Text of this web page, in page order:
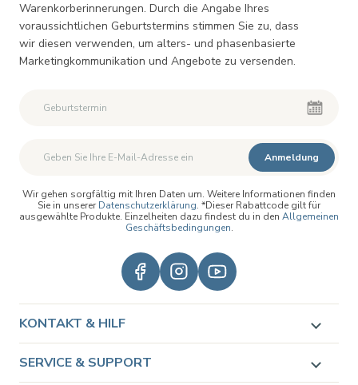
Warenkorberinnerungen. Durch die Angabe Ihres
voraussichtlichen Geburtstermins stimmen Sie zu, dass
wir diesen verwenden, um alters- und phasenbasierte
Marketingkommunikation und Angebote zu versenden.
Zweiter Vorname
Anmeldung
Wir gehen sorgfältig mit Ihren Daten um. Weitere Informationen finden
Sie in unserer Datenschutzerklärung. *Dieser Rabattcode gilt für
ausgewählte Produkte. Einzelheiten dazu findest du in den Allgemeinen
Geschäftsbedingungen.
KONTAKT & HILF
SERVICE & SUPPORT